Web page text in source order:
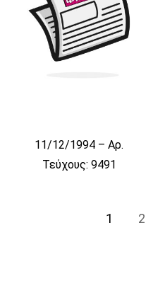
11/12/1994 – Αρ.
Τεύχους: 9491
1 2